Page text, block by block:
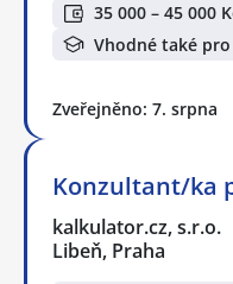
35 000 – 45 000
Vhodné také
Zveřejněno: 7. srpna
Konzultant/ka
kalkulator.cz, s.r.o.
Libeň, Praha